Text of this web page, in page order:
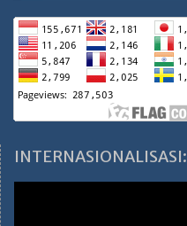
INTERNASIONALISASI: